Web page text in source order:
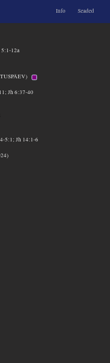
Info Seaded
12a
Jh 6:37-40
5:1; Jh 14:1-6